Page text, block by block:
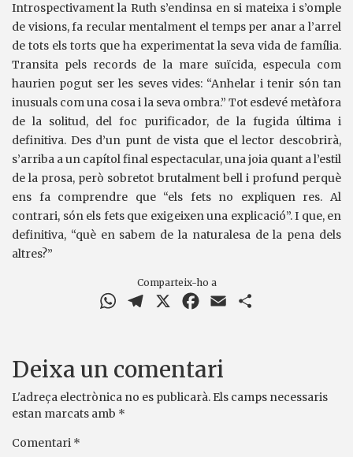
Introspectivament la Ruth s’endinsa en si mateixa i s’omple
de visions, fa recular mentalment el temps per anar a l’arrel
de tots els torts que ha experimentat la seva vida de família.
Transita pels records de la mare suïcida, especula com
haurien pogut ser les seves vides: “Anhelar i tenir són tan
inusuals com una cosa i la seva ombra.” Tot esdevé metàfora
de la solitud, del foc purificador, de la fugida última i
definitiva. Des d’un punt de vista que el lector descobrirà,
s’arriba a un capítol final espectacular, una joia quant a l’estil
de la prosa, però sobretot brutalment bell i profund perquè
ens fa comprendre que “els fets no expliquen res. Al
contrari, són els fets que exigeixen una explicació”. I que, en
definitiva, “què en sabem de la naturalesa de la pena dels
altres?”
Comparteix-ho a
WhatsAppTelegram Facebook
Email
Deixa un comentari
L'adreça electrònica no es publicarà. Els camps necessaris
estan marcats amb *
Comentari *